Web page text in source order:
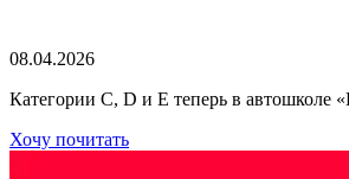
08.04.2026
Категории C, D и E теперь в автошколе
Хочу почитать